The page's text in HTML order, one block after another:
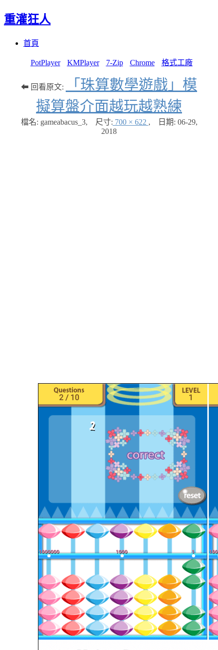
重灌狂人
首頁
PotPlayer KMPlayer 7-Zip Chrome 格式工廠
⬅ 回看原文:
「珠算數學遊戲」模
擬算盤介面越玩越熟練
檔名: gameabacus_3, 尺寸: 700 × 622 , 日期: 06-29,
2018